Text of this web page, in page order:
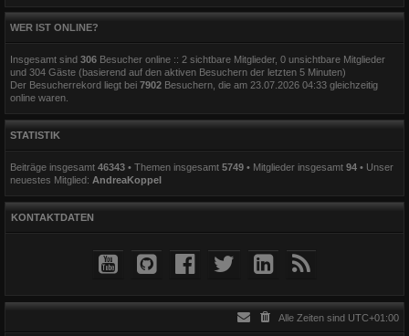
WER IST ONLINE?
Insgesamt sind 306 Besucher online :: 2 sichtbare Mitglieder, 0 unsichtbare Mitglieder
und 304 Gäste (basierend auf den aktiven Besuchern der letzten 5 Minuten)
Der Besucherrekord liegt bei 7902 Besuchern, die am 23.07.2026 04:33 gleichzeitig
online waren.
STATISTIK
Beiträge insgesamt 46343 • Themen insgesamt 5749 • Mitglieder insgesamt 94 • Unser
neuestes Mitglied: AndreaKoppel
KONTAKTDATEN
Alle Zeiten sind UTC+01:00